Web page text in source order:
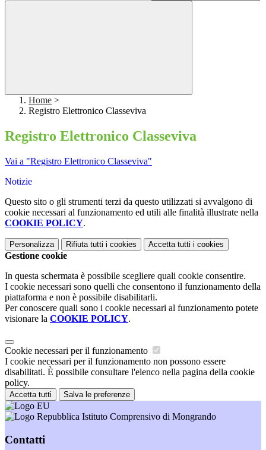
Home >
Registro Elettronico Classeviva
Registro Elettronico Classeviva
Vai a "Registro Elettronico Classeviva"
Notizie
Questo sito o gli strumenti terzi da questo utilizzati si avvalgono di
cookie necessari al funzionamento ed utili alle finalità illustrate nella
COOKIE POLICY.
Personalizza Rifiuta tutti i cookies Accetta tutti i cookies
Gestione cookie
In questa schermata è possibile scegliere quali cookie consentire.
I cookie necessari sono quelli che consentono il funzionamento della
piattaforma e non è possibile disabilitarli.
Per conoscere quali sono i cookie necessari al funzionamento potete
visionare la COOKIE POLICY.
Cookie necessari per il funzionamento
I cookie necessari per il funzionamento non possono essere
disabilitati. È possibile consultare l'elenco nella pagina della cookie
policy.
Accetta tutti Salva le preferenze
Istituto Comprensivo di Mongrando
Contatti